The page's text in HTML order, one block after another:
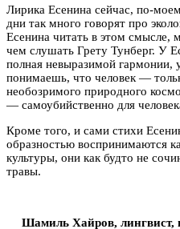
Лирика Есенина сейчас, по-
дни так много говорят про
Есенина читать в этом смысле,
чем слушать Грету Тунберг. У
полная невыразимой гармонии,
понимаешь, что человек —
необозримого природного
— самоубийственно для
Кроме того, и сами стихи
образностью воспринимаются
культуры, они как будто не
травы.
Шамиль Хайров, лингвист,